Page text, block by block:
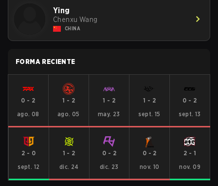
Ying
Chenxu Wang
CHINA
FORMA RECIENTE
0 - 2
ago. 08
1 - 2
ago. 05
1 - 2
may. 23
1 - 2
sept. 15
0 - 2
sept. 13
2 - 0
sept. 12
1 - 2
dic. 24
0 - 2
dic. 23
0 - 2
nov. 10
2 - 1
nov. 09